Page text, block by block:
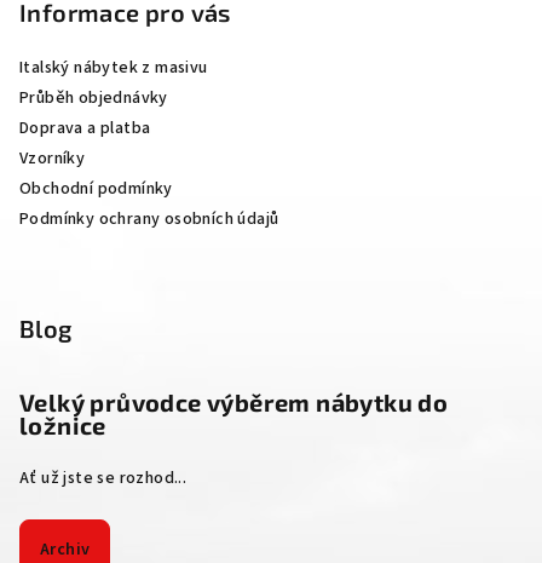
Informace pro vás
Italský nábytek z masivu
Průběh objednávky
Doprava a platba
Vzorníky
Obchodní podmínky
Podmínky ochrany osobních údajů
Blog
Velký průvodce výběrem nábytku do
ložnice
Ať už jste se rozhod...
Archiv